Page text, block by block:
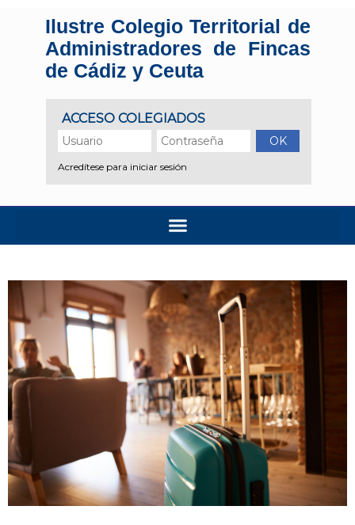
Ilustre Colegio Territorial de
Administradores de Fincas
de Cádiz y Ceuta